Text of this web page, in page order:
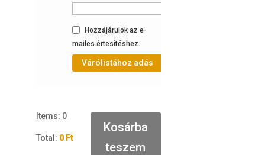
Hozzájárulok az e-
mailes értesítéshez.
Várólistához adás
Items: 0
Total : 0 Ft
Kosárba
teszem